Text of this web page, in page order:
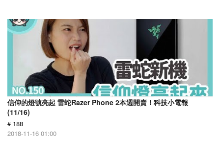
信仰的燈號亮起 雷蛇Razer Phone 2本週開賣！科技小電報
(11/16)
# 188
2018-11-16 01:00